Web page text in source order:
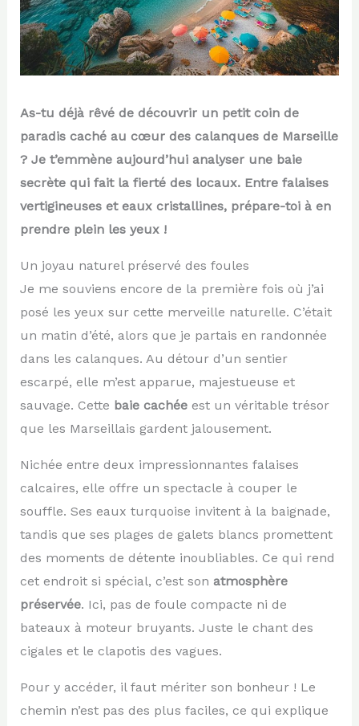
As-tu déjà rêvé de découvrir un petit coin de
paradis caché au cœur des calanques de Marseille
? Je t’emmène aujourd’hui analyser une baie
secrète qui fait la fierté des locaux. Entre falaises
vertigineuses et eaux cristallines, prépare-toi à en
prendre plein les yeux !
Un joyau naturel préservé des foules
Je me souviens encore de la première fois où j’ai
posé les yeux sur cette merveille naturelle. C’était
un matin d’été, alors que je partais en randonnée
dans les calanques. Au détour d’un sentier
escarpé, elle m’est apparue, majestueuse et
sauvage. Cette baie cachéeest un véritable trésor
que les Marseillais gardent jalousement.
Nichée entre deux impressionnantes falaises
calcaires, elle offre un spectacle à couper le
souffle. Ses eaux turquoise invitent à la baignade,
tandis que ses plages de galets blancs promettent
des moments de détente inoubliables. Ce qui rend
cet endroit si spécial, c’est son atmosphère
préservée. Ici, pas de foule compacte ni de
bateaux à moteur bruyants. Juste le chant des
cigales et le clapotis des vagues.
Pour y accéder, il faut mériter son bonheur ! Le
chemin n’est pas des plus faciles, ce qui explique